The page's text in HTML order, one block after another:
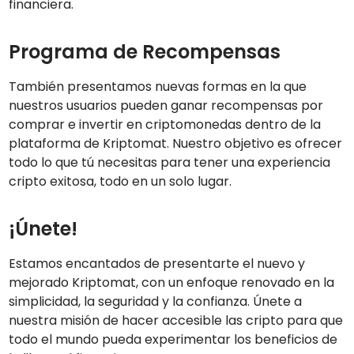
financiera.
Programa de Recompensas
También presentamos nuevas formas en la que
nuestros usuarios pueden ganar recompensas por
comprar e invertir en criptomonedas dentro de la
plataforma de Kriptomat. Nuestro objetivo es ofrecer
todo lo que tú necesitas para tener una experiencia
cripto exitosa, todo en un solo lugar.
¡Únete!
Estamos encantados de presentarte el nuevo y
mejorado Kriptomat, con un enfoque renovado en la
simplicidad, la seguridad y la confianza. Únete a
nuestra misión de hacer accesible las cripto para que
todo el mundo pueda experimentar los beneficios de